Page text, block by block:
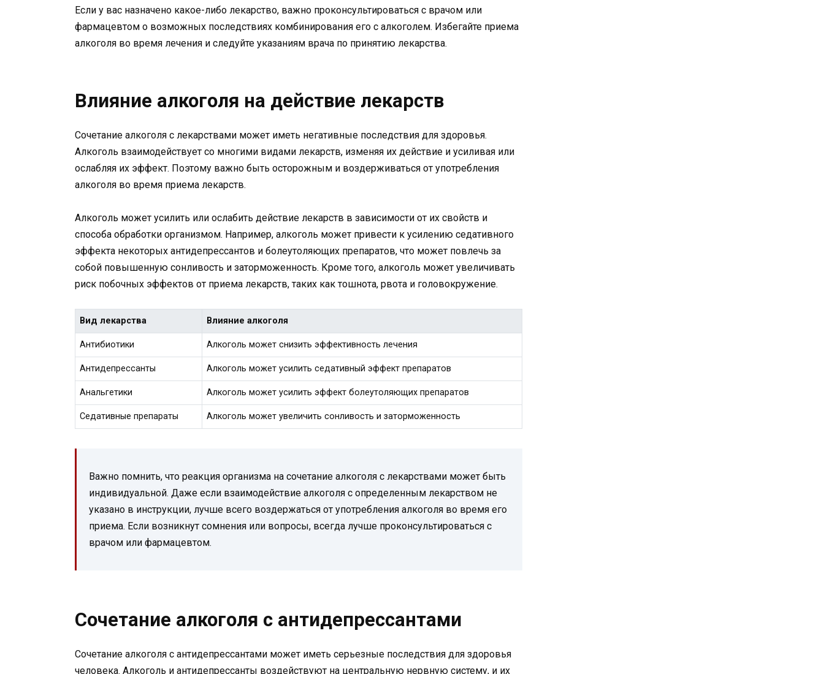
Если у вас назначено какое-либо лекарство, важно проконсультироваться с врачом или
фармацевтом о возможных последствиях комбинирования его с алкоголем. Избегайте приема
алкоголя во время лечения и следуйте указаниям врача по принятию лекарства.
Влияние алкоголя на действие лекарств
Сочетание алкоголя с лекарствами может иметь негативные последствия для здоровья.
Алкоголь взаимодействует со многими видами лекарств, изменяя их действие и усиливая или
ослабляя их эффект. Поэтому важно быть осторожным и воздерживаться от употребления
алкоголя во время приема лекарств.
Алкоголь может усилить или ослабить действие лекарств в зависимости от их свойств и
способа обработки организмом. Например, алкоголь может привести к усилению седативного
эффекта некоторых антидепрессантов и болеутоляющих препаратов, что может повлечь за
собой повышенную сонливость и заторможенность. Кроме того, алкоголь может увеличивать
риск побочных эффектов от приема лекарств, таких как тошнота, рвота и головокружение.
Вид лекарства Влияние алкоголя
Антибиотики Алкоголь может снизить эффективность лечения
Антидепрессанты Алкоголь может усилить седативный эффект препаратов
Анальгетики Алкоголь может усилить эффект болеутоляющих препаратов
Седативные препараты Алкоголь может увеличить сонливость и заторможенность
Важно помнить, что реакция организма на сочетание алкоголя с лекарствами может быть
индивидуальной. Даже если взаимодействие алкоголя с определенным лекарством не
указано в инструкции, лучше всего воздержаться от употребления алкоголя во время его
приема. Если возникнут сомнения или вопросы, всегда лучше проконсультироваться с
врачом или фармацевтом.
Сочетание алкоголя с антидепрессантами
Сочетание алкоголя с антидепрессантами может иметь серьезные последствия для здоровья
человека. Алкоголь и антидепрессанты воздействуют на центральную нервную систему, и их